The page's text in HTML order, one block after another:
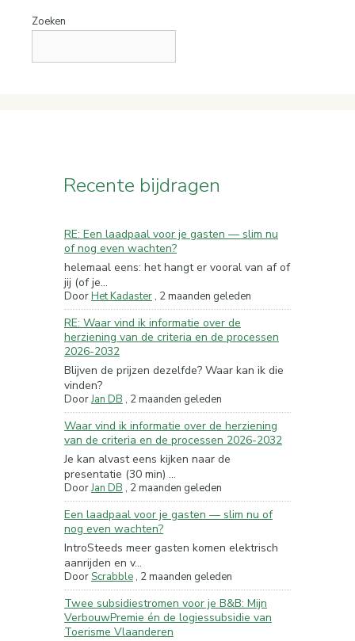
Zoeken
Recente bijdragen
RE: Een laadpaal voor je gasten — slim nu
of nog even wachten?
helemaal eens: het hangt er vooral van af of
jij (of je...
DoorHet Kadaster , 2 maanden geleden
RE: Waar vind ik informatie over de
herziening van de criteria en de processen
2026-2032
Blijven de prijzen dezelfde? Waar kan ik die
vinden?
DoorJan DB , 2 maanden geleden
Waar vind ik informatie over de herziening
van de criteria en de processen 2026-2032
Je kan alvast eens kijken naar de
presentatie (30 min) ...
DoorJan DB , 2 maanden geleden
Een laadpaal voor je gasten — slim nu of
nog even wachten?
IntroSteeds meer gasten komen elektrisch
aanrijden en v...
DoorScrabble , 2 maanden geleden
Twee subsidiestromen voor je B&B: Mijn
VerbouwPremie én de logiessubsidie van
Toerisme Vlaanderen